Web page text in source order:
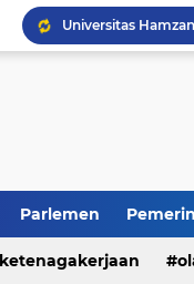
Parlemen
ketenagakerjaan